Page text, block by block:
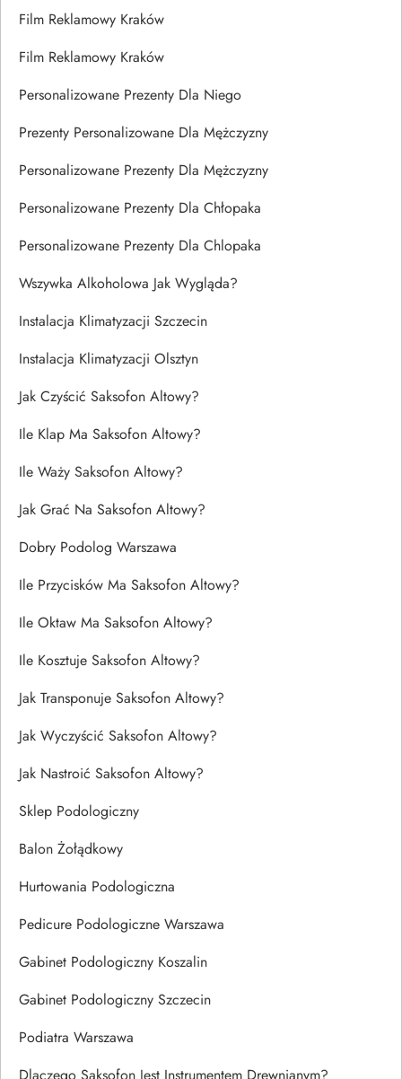
Film Reklamowy Kraków
Film Reklamowy Kraków
Personalizowane Prezenty Dla Niego
Prezenty Personalizowane Dla Mężczyzny
Personalizowane Prezenty Dla Mężczyzny
Personalizowane Prezenty Dla Chłopaka
Personalizowane Prezenty Dla Chlopaka
Wszywka Alkoholowa Jak Wygląda?
Instalacja Klimatyzacji Szczecin
Instalacja Klimatyzacji Olsztyn
Jak Czyścić Saksofon Altowy?
Ile Klap Ma Saksofon Altowy?
Ile Waży Saksofon Altowy?
Jak Grać Na Saksofon Altowy?
Dobry Podolog Warszawa
Ile Przycisków Ma Saksofon Altowy?
Ile Oktaw Ma Saksofon Altowy?
Ile Kosztuje Saksofon Altowy?
Jak Transponuje Saksofon Altowy?
Jak Wyczyścić Saksofon Altowy?
Jak Nastroić Saksofon Altowy?
Sklep Podologiczny
Balon Żołądkowy
Hurtowania Podologiczna
Pedicure Podologiczne Warszawa
Gabinet Podologiczny Koszalin
Gabinet Podologiczny Szczecin
Podiatra Warszawa
Dlaczego Saksofon Jest Instrumentem Drewnianym?